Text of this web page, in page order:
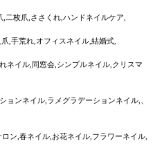
二枚爪,ささくれ,ハンドネイルケア,
,手荒れ,オフィスネイル,結婚式,
ネイル,同窓会,シンプルネイル,クリスマ
ョンネイル,ラメグラデーションネイル,、
ン,春ネイル,お花ネイル,フラワーネイル,